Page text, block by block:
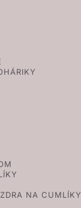
NA CUMLÍKY